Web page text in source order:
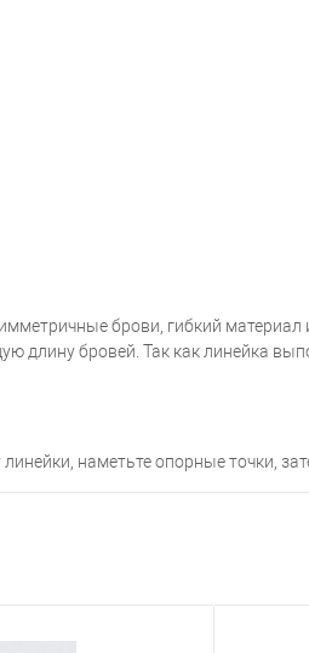
брови, гибкий
бровей. Так как линейка
наметьте опорные точки,